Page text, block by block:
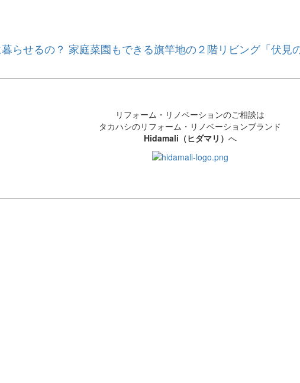
らせるの？ 家庭菜園もできる旗竿地の２階リビング「伏見
リフォーム・リノベーションのご相談は
タカハシのリフォーム・リノベーションブランド
Hidamali（ヒダマリ） へ